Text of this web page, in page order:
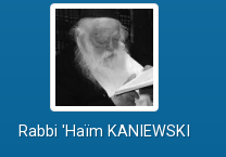
Rabbi 'Haïm KANIEWSKI